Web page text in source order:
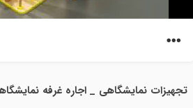
تجهیزات نمایشگاهی _ اجاره غرفه